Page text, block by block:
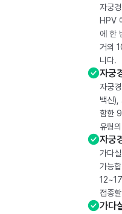
자궁
HPV
에 한
거의
니다.
자궁
자궁
백신),
함한
유형
자궁
가다
가능
접종
가다